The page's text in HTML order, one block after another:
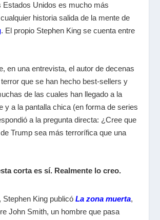
Estados Unidos es mucho más
historia salida de la mente de
. El propio Stephen King se cuenta entre
en una entrevista, el autor de decenas
que se han hecho best-sellers y
de las cuales han llegado a la
y a la pantalla chica (en forma de series
a la pregunta directa: ¿Cree que
Trump sea más terrorífica que una
corta es sí. Realmente lo creo.
Stephen King publicó La zona muerta,
John Smith, un hombre que pasa